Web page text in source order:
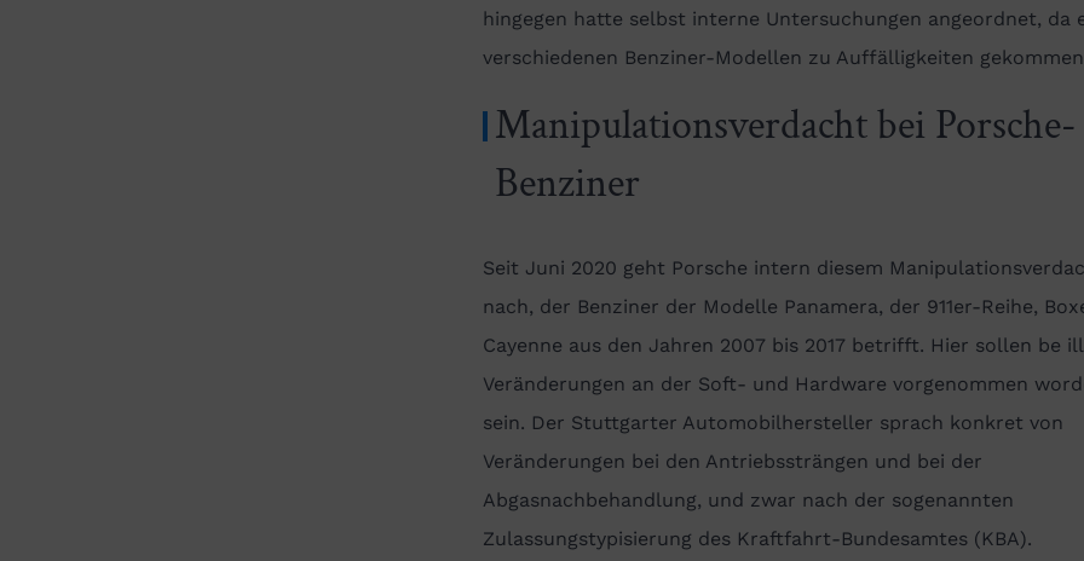
hingegen hatte selbst interne Untersuchungen angeordnet, da
verschiedenen Benziner-Modellen zu Auffälligkeiten
Manipulationsverdacht bei Porsche-
Benziner
Seit Juni 2020 geht Porsche intern diesem
nach, der Benziner der Modelle Panamera, der 911er-Reihe,
Cayenne aus den Jahren 2007 bis 2017 betrifft. Hier sollen be
Veränderungen an der Soft- und Hardware vorgenommen
sein. Der Stuttgarter Automobilhersteller sprach konkret von
Veränderungen bei den Antriebssträngen und bei der
Abgasnachbehandlung, und zwar nach der sogenannten
Zulassungstypisierung des Kraftfahrt-Bundesamtes (KBA).